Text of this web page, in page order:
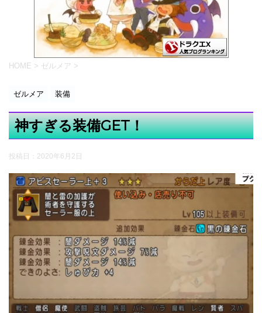
HOME > ゼルメア >
ゼルメア 装備
神すぎる装備GET！
投稿日： 2020年6月2日